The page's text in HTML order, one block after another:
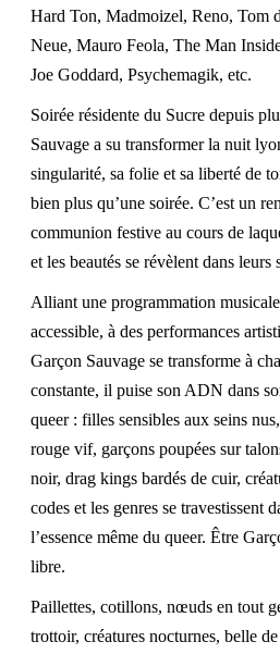
Hard Ton, Madmoizel, Reno, Tom
Neue, Mauro Feola, The Man
Joe Goddard, Psychemagik, etc.
Soirée résidente du Sucre depuis
Sauvage a su transformer la nuit
singularité, sa folie et sa liberté de
bien plus qu’une soirée. C’est un
communion festive au cours de
et les beautés se révèlent dans leurs
Alliant une programmation
accessible, à des performances
Garçon Sauvage se transforme à
constante, il puise son ADN dans
queer : filles sensibles aux seins
rouge vif, garçons poupées sur
noir, drag kings bardés de cuir,
codes et les genres se travestissent
l’essence même du queer. Être
libre.
Paillettes, cotillons, nœuds en tout
trottoir, créatures nocturnes, belle